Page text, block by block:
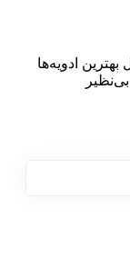
ادویه‌ها